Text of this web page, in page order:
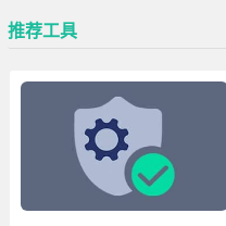
推荐工具